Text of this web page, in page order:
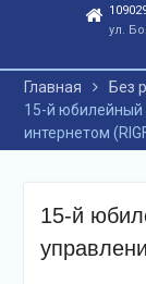
ул.
Главная
Без
15-й юбилейный
интернетом
15-й